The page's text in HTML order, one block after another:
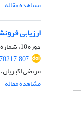
مشاهده مقاله
ارزیابی
دوره 10، شماره 4، زمستان 1402، صفحه
مرتضی
مشاهده مقاله